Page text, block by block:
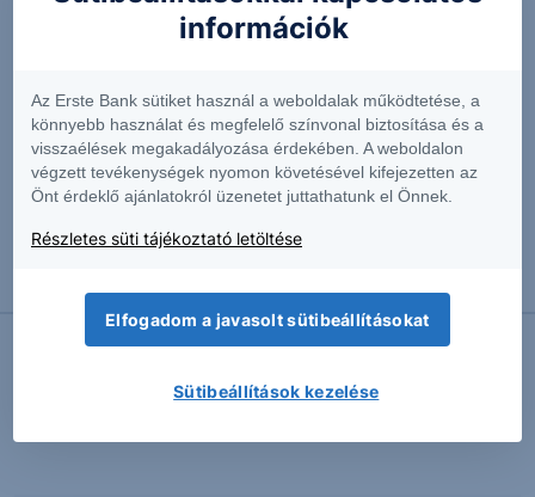
adatszolgáltatási, vagy más technikai okokból eredő
Erste elemzések Piaci hírek
2014.03.21. 08:58
termékek köre
További Erste elemzések
információk
Az Erste Bank sütiket használ a weboldalak működtetése, a
könnyebb használat és megfelelő színvonal biztosítása és a
visszaélések megakadályozása érdekében. A weboldalon
végzett tevékenységek nyomon követésével kifejezetten az
Önt érdeklő ajánlatokról üzenetet juttathatunk el Önnek.
Részletes süti tájékoztató letöltése
Elfogadom a javasolt sütibeállításokat
Sütibeállítások kezelése